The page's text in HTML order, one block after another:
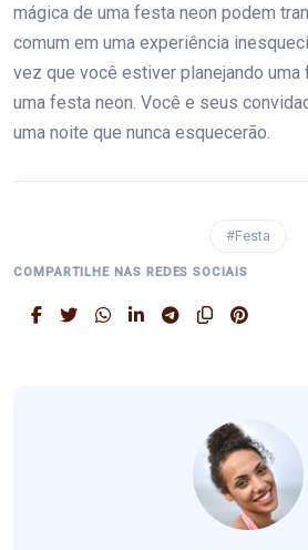
mágica de uma festa neon podem
comum em uma experiência
vez que você estiver planejando
uma festa neon. Você e seus
uma noite que nunca esquecerão.
#Festa
COMPARTILHE NAS REDES SOCIAIS